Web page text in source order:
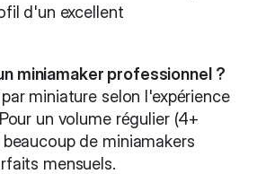
d'un excellent
miniamaker professionnel ?
miniature selon l'expérience
un volume régulier (4+
de miniamakers
mensuels.